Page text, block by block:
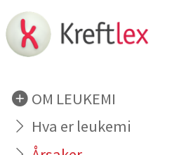
OM LEUKEMI
Hva er leukemi